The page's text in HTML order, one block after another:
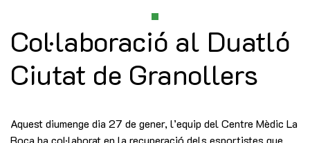
Col·laboració al Duatló
Ciutat de Granollers
Aquest diumenge dia 27 de gener, l’equip del Centre Mèdic La
Roca ha col·laborat en la recuperació dels esportistes que